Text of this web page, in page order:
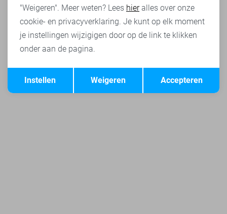
Terug Opslaan
"Weigeren". Meer weten? Lees hieralles over onze
cookie- en privacyverklaring. Je kunt op elk moment
je instellingen wijzigigen door op de link te klikken
onder aan de pagina.
Accepteren
Weigeren
Instellen